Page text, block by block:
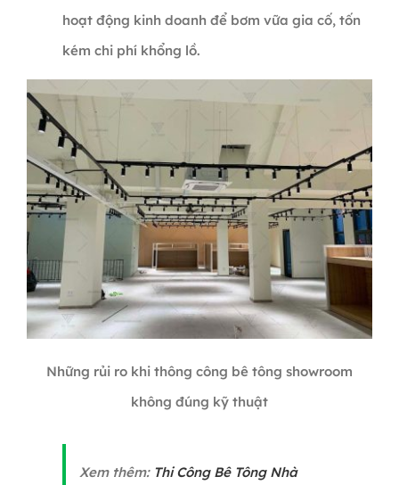
hoạt động kinh doanh để bơm vữa gia cố, tốn
kém chi phí khổng lồ.
Những rủi ro khi thông công bê tông showroom
không đúng kỹ thuật
Xem thêm: Thi Công Bê Tông Nhà